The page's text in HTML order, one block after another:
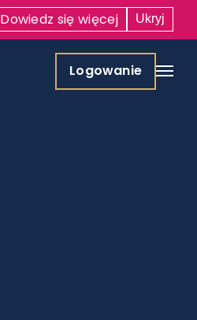
Dowiedz się więcej Ukryj
Logowanie